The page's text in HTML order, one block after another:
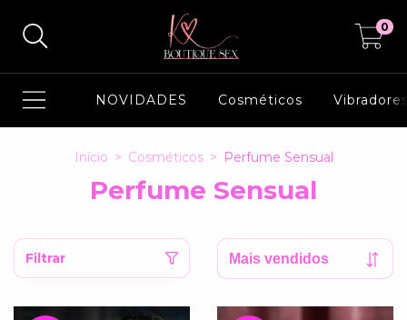
0
NOVIDADES Cosméticos
Início > Cosméticos > Perfume Sensual
Perfume Sensual
Filtrar